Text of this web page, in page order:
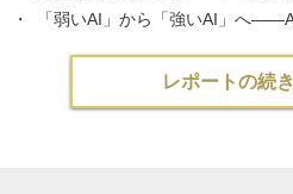
「弱いAI」から「強いAI」へ
レポートの続